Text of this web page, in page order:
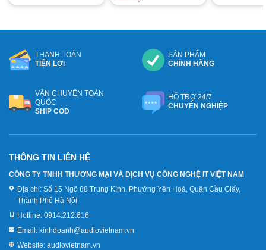
THANH TOÁN
TIỆN LỢI
SẢN PHẨM
CHÍNH HÃNG
VẬN CHUYỂN TOÀN
QUỐC
SHIP COD
HỖ TRỢ 24/7
CHUYÊN NGHIỆP
THÔNG TIN LIÊN HỆ
CÔNG TY TNHH THƯƠNG MẠI VÀ DỊCH VỤ CÔNG NGHỆ IT VIỆT NAM
Địa chỉ: Số 15 Ngõ 88 Trung Kính, Phường Yên Hoà, Quận Cầu Giấy,
Thành Phố Hà Nội
Hotline: 0914.212.616
Email: kinhdoanh@audiovietnam.vn
Website: audiovietnam.vn